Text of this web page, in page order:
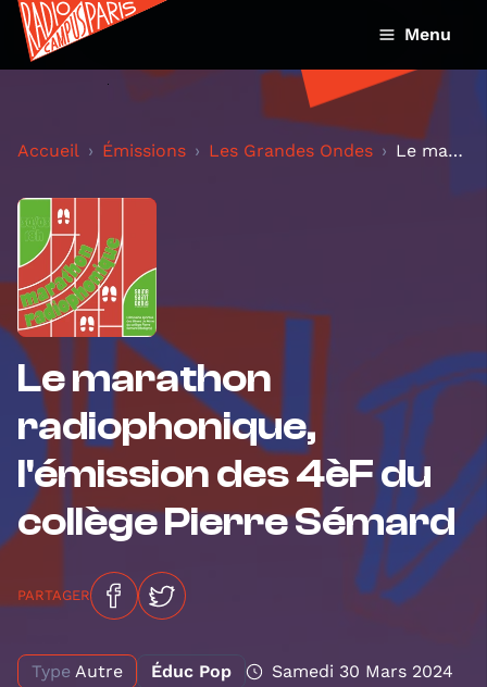
Menu
Accueil Émissions Les Grandes Ondes Le marathon radiophonique, l'émission des 4èF du c...
Le marathon
radiophonique,
l'émission des 4èF du
collège Pierre Sémard
PARTAGER
Type Autre Éduc Pop Samedi 30 Mars 2024